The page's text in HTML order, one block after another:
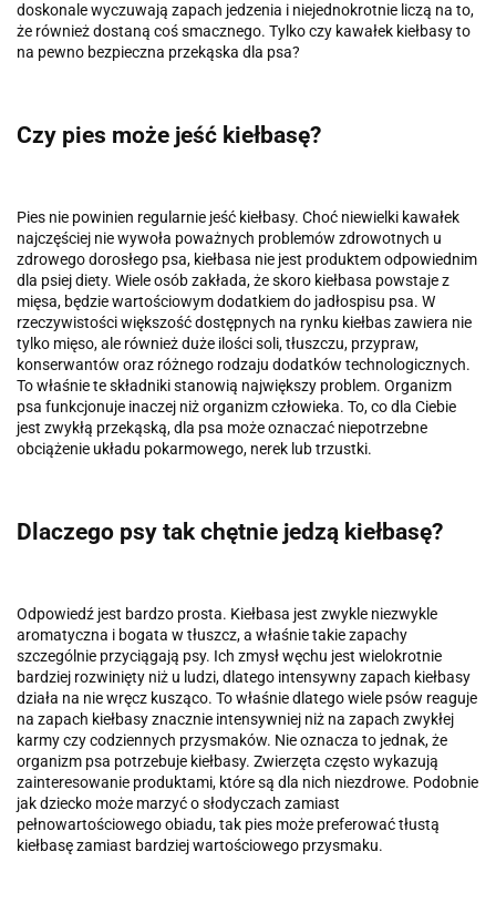
doskonale wyczuwają zapach jedzenia i niejednokrotnie liczą na to,
że również dostaną coś smacznego. Tylko czy kawałek kiełbasy to
na pewno bezpieczna przekąska dla psa?
Czy pies może jeść kiełbasę?
Pies nie powinien regularnie jeść kiełbasy. Choć niewielki kawałek
najczęściej nie wywoła poważnych problemów zdrowotnych u
zdrowego dorosłego psa, kiełbasa nie jest produktem odpowiednim
dla psiej diety. Wiele osób zakłada, że skoro kiełbasa powstaje z
mięsa, będzie wartościowym dodatkiem do jadłospisu psa. W
rzeczywistości większość dostępnych na rynku kiełbas zawiera nie
tylko mięso, ale również duże ilości soli, tłuszczu, przypraw,
konserwantów oraz różnego rodzaju dodatków technologicznych.
To właśnie te składniki stanowią największy problem. Organizm
psa funkcjonuje inaczej niż organizm człowieka. To, co dla Ciebie
jest zwykłą przekąską, dla psa może oznaczać niepotrzebne
obciążenie układu pokarmowego, nerek lub trzustki.
Dlaczego psy tak chętnie jedzą kiełbasę?
Odpowiedź jest bardzo prosta. Kiełbasa jest zwykle niezwykle
aromatyczna i bogata w tłuszcz, a właśnie takie zapachy
szczególnie przyciągają psy. Ich zmysł węchu jest wielokrotnie
bardziej rozwinięty niż u ludzi, dlatego intensywny zapach kiełbasy
działa na nie wręcz kusząco. To właśnie dlatego wiele psów reaguje
na zapach kiełbasy znacznie intensywniej niż na zapach zwykłej
karmy czy codziennych przysmaków. Nie oznacza to jednak, że
organizm psa potrzebuje kiełbasy. Zwierzęta często wykazują
zainteresowanie produktami, które są dla nich niezdrowe. Podobnie
jak dziecko może marzyć o słodyczach zamiast
pełnowartościowego obiadu, tak pies może preferować tłustą
kiełbasę zamiast bardziej wartościowego przysmaku.